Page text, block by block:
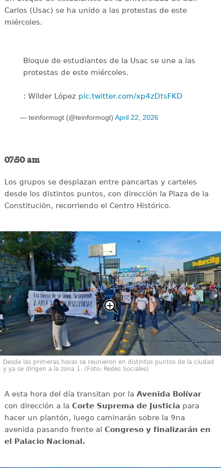
Carlos (Usac) se ha unido a las protestas de este
miércoles.
Bloque de estudiantes de la Usac se une a las
protestas de este miércoles.
: Wilder López pic.twitter.com/xp4zDtsFKD
— teinformogt (@teinformogt) April 22, 2026
07:50 am
Los grupos se desplazan entre pancartas y carteles
desde los distintos puntos, con dirección la Plaza de la
Constitución, recorriendo el Centro Histórico.
Desde las primeras horas se reunieron en distintos puntos de la ciudad
y ya se dirigen a la zona 1. (Foto: Redes Sociales)
A esta hora del día transitan por la Avenida Bolívar
con dirección a la Corte Suprema de Justicia para
hacer un plantón, luego caminarán sobre la 9na
avenida pasando frente al Congreso y finalizarán en
el Palacio Nacional.